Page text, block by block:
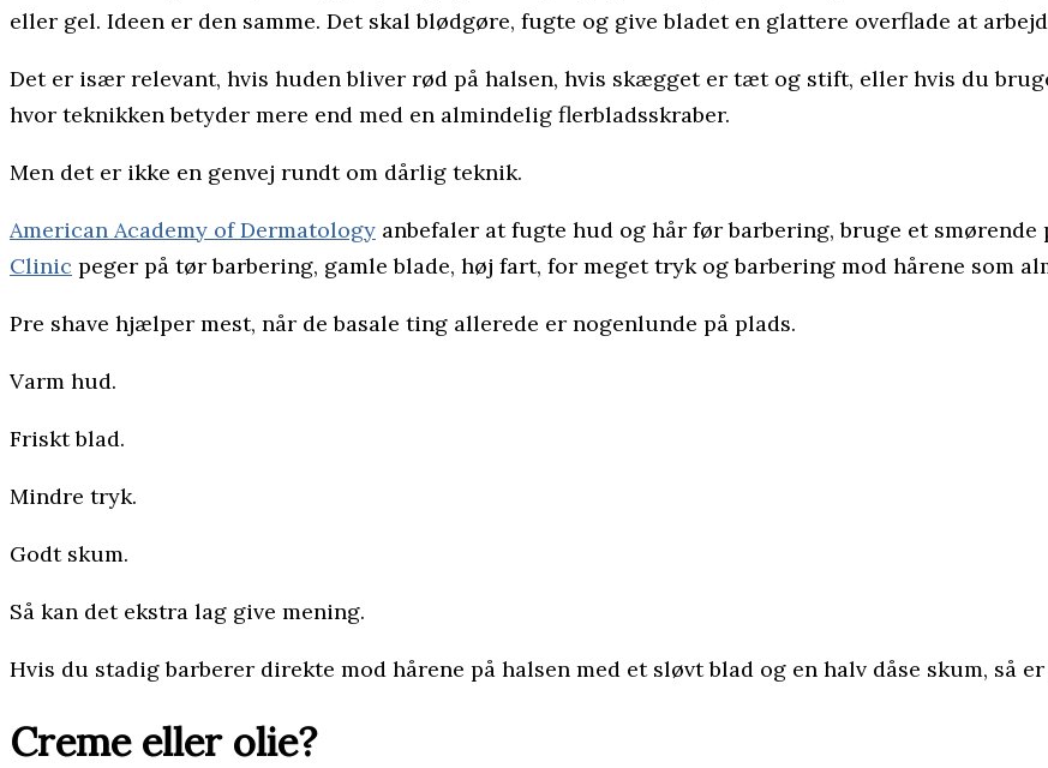
eller gel. Ideen er den samme. Det skal blødgøre, fugte og give bladet en glattere overflade at
Det er især relevant, hvis huden bliver rød på halsen, hvis skægget er tæt og stift, eller hvis du
hvor teknikken betyder mere end med en almindelig flerbladsskraber.
Men det er ikke en genvej rundt om dårlig teknik.
American Academy of Dermatology anbefaler at fugte hud og hår før barbering, bruge et
Clinic peger på tør barbering, gamle blade, høj fart, for meget tryk og barbering mod hårene som
Pre shave hjælper mest, når de basale ting allerede er nogenlunde på plads.
Varm hud.
Friskt blad.
Mindre tryk.
Godt skum.
Så kan det ekstra lag give mening.
Hvis du stadig barberer direkte mod hårene på halsen med et sløvt blad og en halv dåse skum, så
Creme eller olie?